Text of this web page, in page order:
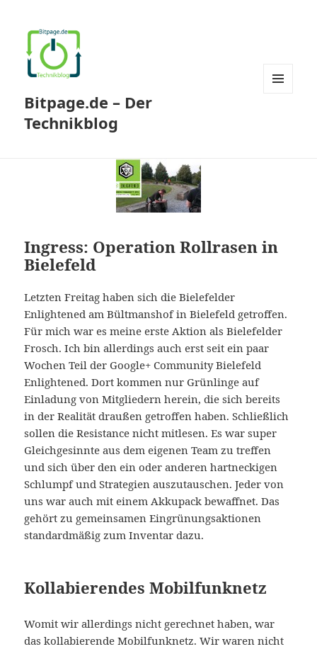
Bitpage.de – Der
Technikblog
Ingress: Operation Rollrasen in
Bielefeld
Letzten Freitag haben sich die Bielefelder
Enlightened am Bültmanshof in Bielefeld getroffen.
Für mich war es meine erste Aktion als Bielefelder
Frosch. Ich bin allerdings auch erst seit ein paar
Wochen Teil der Google+ Community Bielefeld
Enlightened. Dort kommen nur Grünlinge auf
Einladung von Mitgliedern herein, die sich bereits
in der Realität draußen getroffen haben. Schließlich
sollen die Resistance nicht mitlesen. Es war super
Gleichgesinnte aus dem eigenen Team zu treffen
und sich über den ein oder anderen hartneckigen
Schlumpf und Strategien auszutauschen. Jeder von
uns war auch mit einem Akkupack bewaffnet. Das
gehört zu gemeinsamen Eingrünungsaktionen
standardmäßig zum Inventar dazu.
Kollabierendes Mobilfunknetz
Womit wir allerdings nicht gerechnet haben, war
das kollabierende Mobilfunknetz. Wir waren nicht